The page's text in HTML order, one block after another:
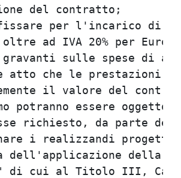
del contratto;
per l'incarico di cui
ad IVA 20% per Euro
sulle spese di
atto che le prestazioni
il valore del
potranno essere
richiesto, da parte
i realizzandi
dell'applicazione della
di cui al Titolo III,